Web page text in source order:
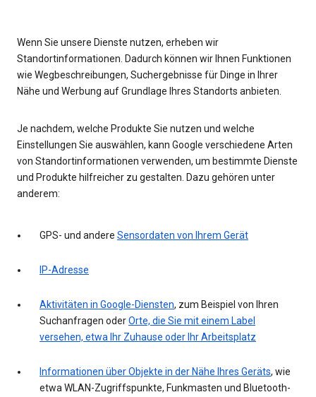
Wenn Sie unsere Dienste nutzen, erheben wir
Standortinformationen. Dadurch können wir Ihnen Funktionen
wie Wegbeschreibungen, Suchergebnisse für Dinge in Ihrer
Nähe und Werbung auf Grundlage Ihres Standorts anbieten.
Je nachdem, welche Produkte Sie nutzen und welche
Einstellungen Sie auswählen, kann Google verschiedene Arten
von Standortinformationen verwenden, um bestimmte Dienste
und Produkte hilfreicher zu gestalten. Dazu gehören unter
anderem:
GPS- und andere Sensordaten von Ihrem Gerät
IP-Adresse
Aktivitäten in Google-Diensten, zum Beispiel von Ihren
Suchanfragen oderOrte, die Sie mit einem Label
versehen, etwa Ihr Zuhause oder Ihr Arbeitsplatz
Informationen über Objekte in der Nähe Ihres Geräts, wie
etwa WLAN-Zugriffspunkte, Funkmasten und Bluetooth-